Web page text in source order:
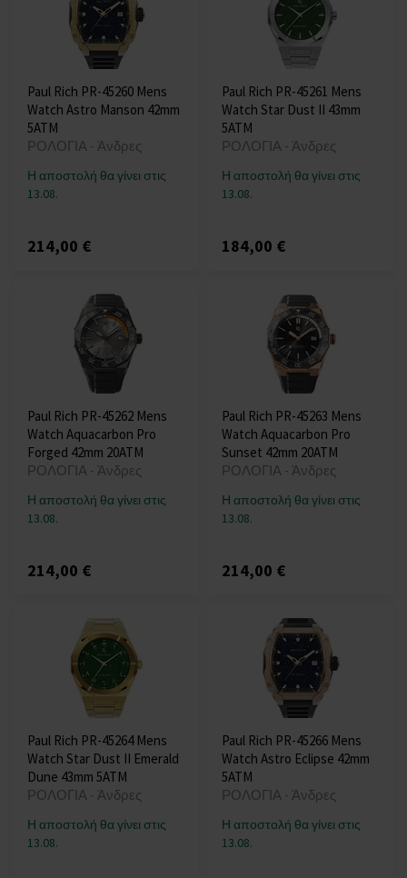
Paul Rich PR-45260 Mens
Watch Astro Manson 42mm
5ATM
ΡΟΛΟΓΙΑ - Άνδρες
Η αποστολή θα γίνει στις
13.08.
214,00 €
Paul Rich PR-45261 Mens
Watch Star Dust II 43mm
5ATM
ΡΟΛΟΓΙΑ - Άνδρες
Η αποστολή θα γίνει στις
13.08.
184,00 €
Paul Rich PR-45262 Mens
Watch Aquacarbon Pro
Forged 42mm 20ATM
ΡΟΛΟΓΙΑ - Άνδρες
Η αποστολή θα γίνει στις
13.08.
214,00 €
Paul Rich PR-45263 Mens
Watch Aquacarbon Pro
Sunset 42mm 20ATM
ΡΟΛΟΓΙΑ - Άνδρες
Η αποστολή θα γίνει στις
13.08.
214,00 €
Paul Rich PR-45264 Mens
Watch Star Dust II Emerald
Dune 43mm 5ATM
ΡΟΛΟΓΙΑ - Άνδρες
Η αποστολή θα γίνει στις
13.08.
Paul Rich PR-45266 Mens
Watch Astro Eclipse 42mm
5ATM
ΡΟΛΟΓΙΑ - Άνδρες
Η αποστολή θα γίνει στις
13.08.